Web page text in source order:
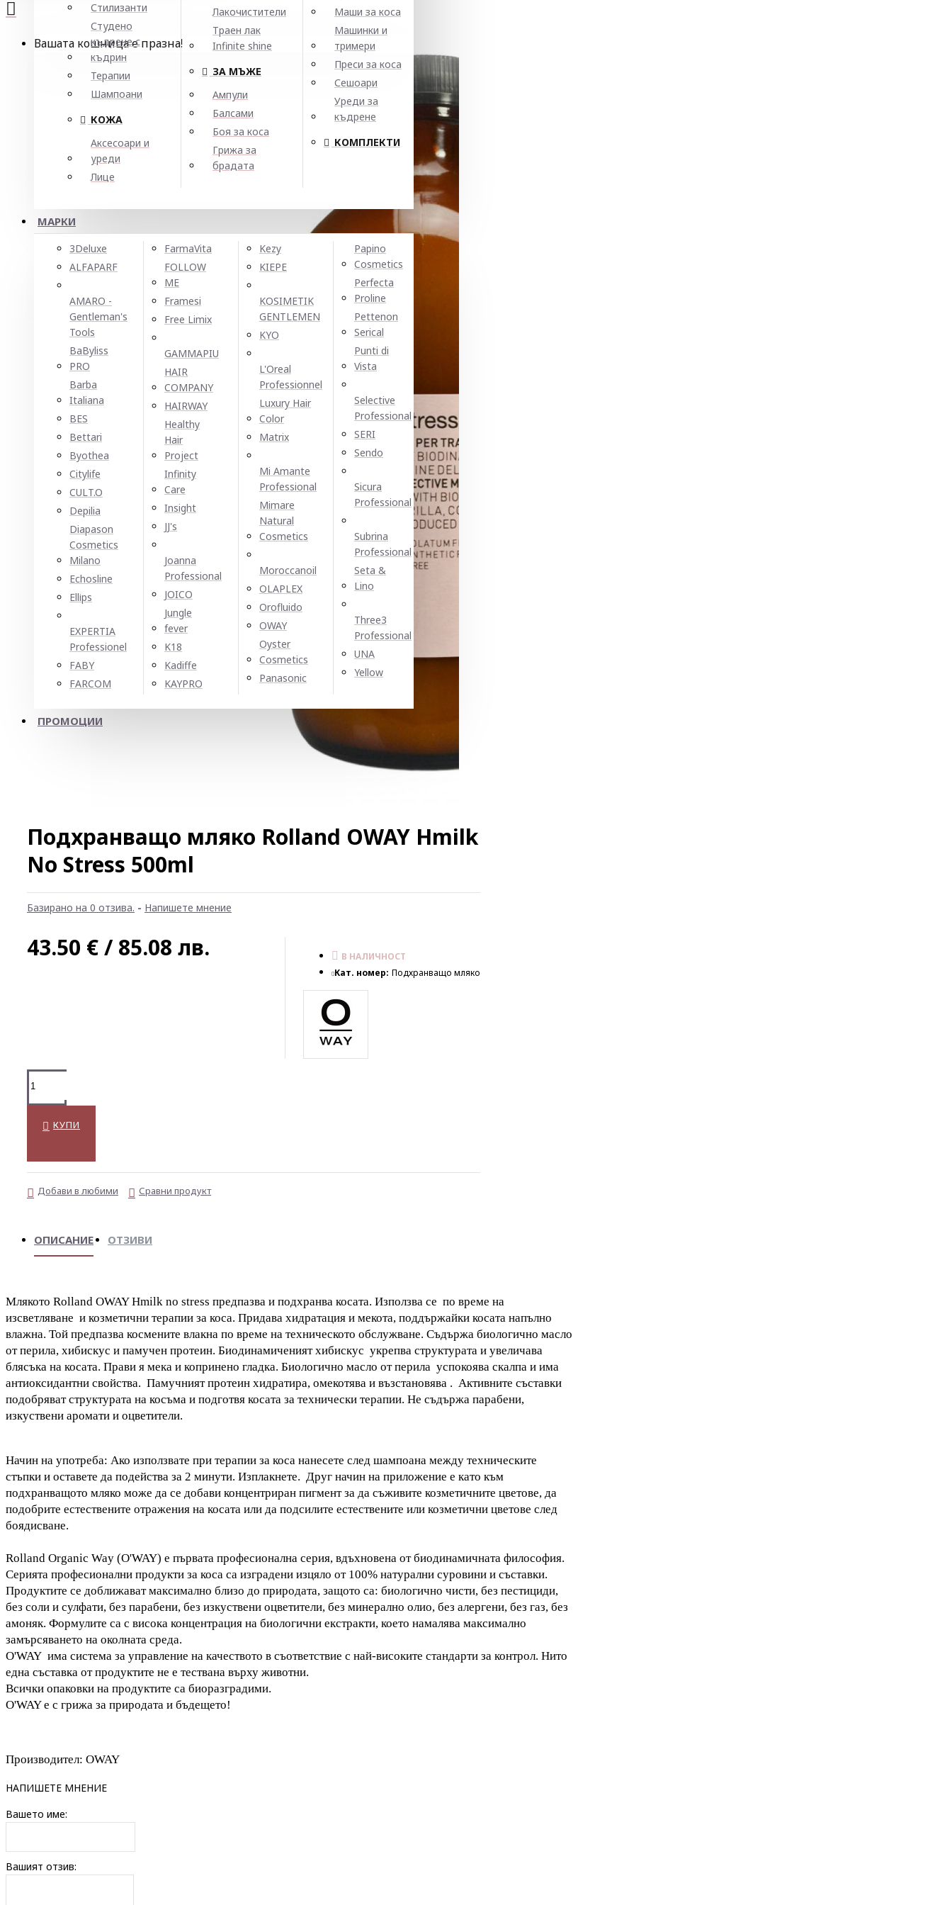
Стилизанти
Студено
къдрене с
къдрин
Терапии
Шампоани
КОЖА
Аксесоари и
уреди
Лице
Лакочистители
Траен лак
Infinite shine
ЗА МЪЖЕ
Ампули
Балсами
Боя за коса
Грижа за
брадата
Маши за коса
Машинки и
тримери
Преси за коса
Сешоари
Уреди за
къдрене
КОМПЛЕКТИ
МАРКИ
3Deluxe
ALFAPARF
AMARO -
Gentleman's
Tools
BaByliss
PRO
Barba
Italiana
BES
Bettari
Byothea
Citylife
CULT.O
Depilia
Diapason
Cosmetics
Milano
Echosline
Ellірѕ
EXPERTIA
Professionel
FABY
FARCOM
FarmaVita
FOLLOW
ME
Framesi
Free Limix
GAMMAPIU
HAIR
COMPANY
HAIRWAY
Healthy
Hair
Project
Infinity
Care
Insight
JJ's
Joanna
Professional
JOICO
Jungle
fever
K18
Kadiffe
KAYPRO
Kezy
KIEPE
KOSIMETIK
GENTLEMEN
KYO
L'Oreal
Professionnel
Luxury Hair
Color
Matrix
Mi Amante
Professional
Mimare
Natural
Cosmetics
Moroccanoil
OLAPLEX
Orofluido
OWAY
Oyster
Cosmetics
Panasonic
Papino
Cosmetics
Perfecta
Proline
Pettenon
Serical
Punti di
Vista
Selective
Professional
SERI
Sendo
Sicura
Professional
Subrina
Professional
Seta &
Lino
Three3
Professional
UNA
Yellow
ПРОМОЦИИ
Вашата кошница е празна!
Подхранващо мляко Rolland OWAY Hmilk
No Stress 500ml
Базирано на 0 отзива. - Напишете мнение
43.50 € / 85.08 лв.
В НАЛИЧНОСТ
Кат. номер: Подхранващо мляко
КУПИ
Добави в любими Сравни продукт
ОПИСАНИЕ ОТЗИВИ
Млякото Rolland OWAY Hmilk no stress предпазва и подхранва косата. Използва се по време на
изсветляване и козметични терапии за коса. Придава хидратация и мекота, поддържайки косата напълно
влажна. Той предпазва космените влакна по време на техническото обслужване. Съдържа биологично масло
от перила, хибискус и памучен протеин. Биодинамиченият хибискус укрепва структурата и увеличава
блясъка на косата. Прави я мека и копринено гладка. Биологично масло от перила успокоява скалпа и има
антиоксидантни свойства. Памучният протеин хидратира, омекотява и възстановява . Активните съставки
подобряват структурата на косъма и подготвя косата за технически терапии. Не съдържа парабени,
изкуствени аромати и оцветители.
Начин на употреба: Ако използвате при терапии за коса нанесете след шампоана между техническите
стъпки и оставете да подейства за 2 минути. Изплакнете. Друг начин на приложение е като към
подхранващото мляко може да се добави концентриран пигмент за да съживите козметичните цветове, да
подобрите естествените отражения на косата или да подсилите естествените или козметични цветове след
боядисване.
Rolland Organic Way (O'WAY) е първата професионална серия, вдъхнoвена от биодинамичната философия.
Серията професионални продукти за коса са изградени изцяло от 100% натурални суровини и съставки.
Продуктите се доближават максимално близо до природата, защото са: биологично чисти, без пестициди,
без соли и сулфати, без парабени, без изкуствени оцветители, без минерално олио, без алергени, без газ, без
амоняк. Формулите са с висока концентрация на биологични екстракти, което намалява максимално
замърсяването на околната среда.
O'WAY има система за управление на качеството в съответствие с най-високите стандарти за контрол. Нито
една съставка от продуктите не е тествана върху животни.
Всички опаковки на продуктите са биоразградими.
O'WAY е с грижа за природата и бъдещето!
Производител: OWAY
НАПИШЕТЕ МНЕНИЕ
Вашето име:
Вашият отзив: